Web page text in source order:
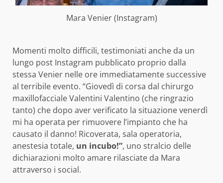
Mara Venier (Instagram)
Momenti molto difficili, testimoniati anche da un
lungo post Instagram pubblicato proprio dalla
stessa Venier nelle ore immediatamente successive
al terribile evento. “Giovedì di corsa dal chirurgo
maxillofacciale Valentini Valentino (che ringrazio
tanto) che dopo aver verificato la situazione venerdì
mi ha operata per rimuovere l’impianto che ha
causato il danno! Ricoverata, sala operatoria,
anestesia totale, un incubo!”, uno stralcio delle
dichiarazioni molto amare rilasciate da Mara
attraverso i social.